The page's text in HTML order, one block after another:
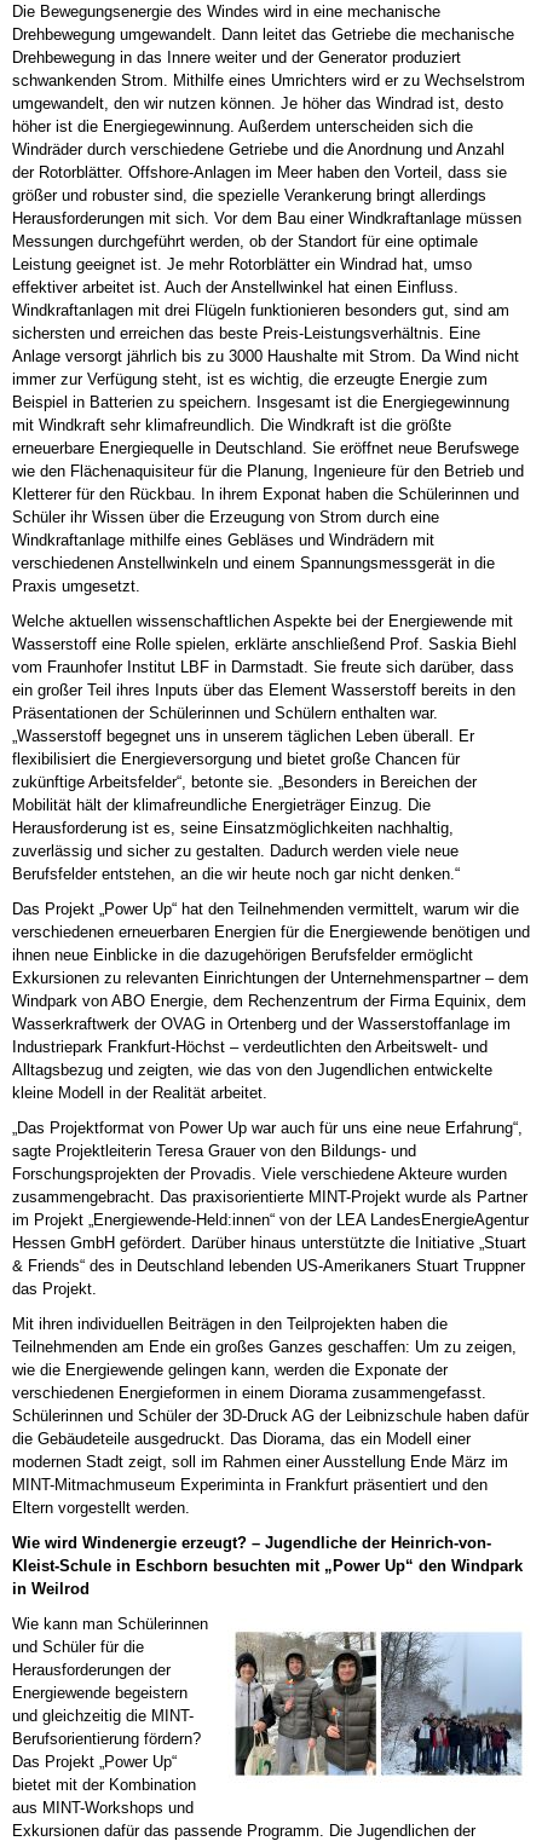
Die Bewegungsenergie des Windes wird in eine mechanische
Drehbewegung umgewandelt. Dann leitet das Getriebe die mechanische
Drehbewegung in das Innere weiter und der Generator produziert
schwankenden Strom. Mithilfe eines Umrichters wird er zu Wechselstrom
umgewandelt, den wir nutzen können. Je höher das Windrad ist, desto
höher ist die Energiegewinnung. Außerdem unterscheiden sich die
Windräder durch verschiedene Getriebe und die Anordnung und Anzahl
der Rotorblätter. Offshore-Anlagen im Meer haben den Vorteil, dass sie
größer und robuster sind, die spezielle Verankerung bringt allerdings
Herausforderungen mit sich. Vor dem Bau einer Windkraftanlage müssen
Messungen durchgeführt werden, ob der Standort für eine optimale
Leistung geeignet ist. Je mehr Rotorblätter ein Windrad hat, umso
effektiver arbeitet ist. Auch der Anstellwinkel hat einen Einfluss.
Windkraftanlagen mit drei Flügeln funktionieren besonders gut, sind am
sichersten und erreichen das beste Preis-Leistungsverhältnis. Eine
Anlage versorgt jährlich bis zu 3000 Haushalte mit Strom. Da Wind nicht
immer zur Verfügung steht, ist es wichtig, die erzeugte Energie zum
Beispiel in Batterien zu speichern. Insgesamt ist die Energiegewinnung
mit Windkraft sehr klimafreundlich. Die Windkraft ist die größte
erneuerbare Energiequelle in Deutschland. Sie eröffnet neue Berufswege
wie den Flächenaquisiteur für die Planung, Ingenieure für den Betrieb und
Kletterer für den Rückbau. In ihrem Exponat haben die Schülerinnen und
Schüler ihr Wissen über die Erzeugung von Strom durch eine
Windkraftanlage mithilfe eines Gebläses und Windrädern mit
verschiedenen Anstellwinkeln und einem Spannungsmessgerät in die
Praxis umgesetzt.
Welche aktuellen wissenschaftlichen Aspekte bei der Energiewende mit
Wasserstoff eine Rolle spielen, erklärte anschließend Prof. Saskia Biehl
vom Fraunhofer Institut LBF in Darmstadt. Sie freute sich darüber, dass
ein großer Teil ihres Inputs über das Element Wasserstoff bereits in den
Präsentationen der Schülerinnen und Schülern enthalten war.
„Wasserstoff begegnet uns in unserem täglichen Leben überall. Er
flexibilisiert die Energieversorgung und bietet große Chancen für
zukünftige Arbeitsfelder“, betonte sie. „Besonders in Bereichen der
Mobilität hält der klimafreundliche Energieträger Einzug. Die
Herausforderung ist es, seine Einsatzmöglichkeiten nachhaltig,
zuverlässig und sicher zu gestalten. Dadurch werden viele neue
Berufsfelder entstehen, an die wir heute noch gar nicht denken.“
Das Projekt „Power Up“ hat den Teilnehmenden vermittelt, warum wir die
verschiedenen erneuerbaren Energien für die Energiewende benötigen und
ihnen neue Einblicke in die dazugehörigen Berufsfelder ermöglicht
Exkursionen zu relevanten Einrichtungen der Unternehmenspartner – dem
Windpark von ABO Energie, dem Rechenzentrum der Firma Equinix, dem
Wasserkraftwerk der OVAG in Ortenberg und der Wasserstoffanlage im
Industriepark Frankfurt-Höchst – verdeutlichten den Arbeitswelt- und
Alltagsbezug und zeigten, wie das von den Jugendlichen entwickelte
kleine Modell in der Realität arbeitet.
„Das Projektformat von Power Up war auch für uns eine neue Erfahrung“,
sagte Projektleiterin Teresa Grauer von den Bildungs- und
Forschungsprojekten der Provadis. Viele verschiedene Akteure wurden
zusammengebracht. Das praxisorientierte MINT-Projekt wurde als Partner
im Projekt „Energiewende-Held:innen“ von der LEA LandesEnergieAgentur
Hessen GmbH gefördert. Darüber hinaus unterstützte die Initiative „Stuart
& Friends“ des in Deutschland lebenden US-Amerikaners Stuart Truppner
das Projekt.
Mit ihren individuellen Beiträgen in den Teilprojekten haben die
Teilnehmenden am Ende ein großes Ganzes geschaffen: Um zu zeigen,
wie die Energiewende gelingen kann, werden die Exponate der
verschiedenen Energieformen in einem Diorama zusammengefasst.
Schülerinnen und Schüler der 3D-Druck AG der Leibnizschule haben dafür
die Gebäudeteile ausgedruckt. Das Diorama, das ein Modell einer
modernen Stadt zeigt, soll im Rahmen einer Ausstellung Ende März im
MINT-Mitmachmuseum Experiminta in Frankfurt präsentiert und den
Eltern vorgestellt werden.
Wie wird Windenergie erzeugt? – Jugendliche der Heinrich-von-
Kleist-Schule in Eschborn besuchten mit „Power Up“ den Windpark
in Weilrod
Wie kann man Schülerinnen
und Schüler für die
Herausforderungen der
Energiewende begeistern
und gleichzeitig die MINT-
Berufsorientierung fördern?
Das Projekt „Power Up“
bietet mit der Kombination
aus MINT-Workshops und
Exkursionen dafür das passende Programm. Die Jugendlichen der